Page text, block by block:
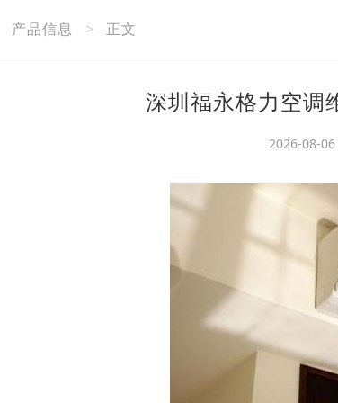
产品信息 > 正文
深圳福永格力空调
2026-08-